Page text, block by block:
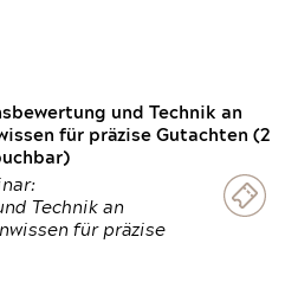
und Technik an
für präzise Gutachten (2
Technik an
für präzise